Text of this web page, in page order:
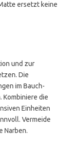
ersetzt keine
und zur
Die
im Bauch-
Kombiniere die
Einheiten
Vermeide
Narben.